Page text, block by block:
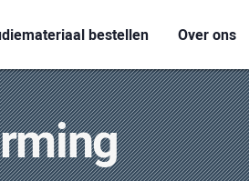
bestellen Over ons